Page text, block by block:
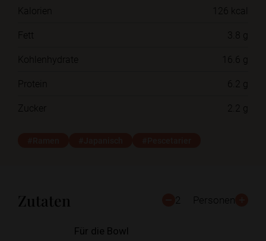
Kalorien
126 kcal
Fett
3.8 g
Kohlenhydrate
16.6 g
Protein
6.2 g
Zucker
2.2 g
Zutaten 2 Personen
Für die Bowl